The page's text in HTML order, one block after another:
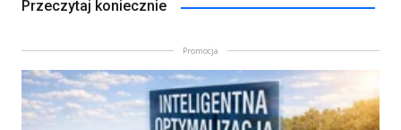
Przeczytaj koniecznie
Promocja